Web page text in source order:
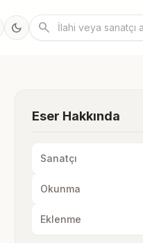
dark_mode search
Eser Hakkında
Sanatçı
Okunma
Eklenme